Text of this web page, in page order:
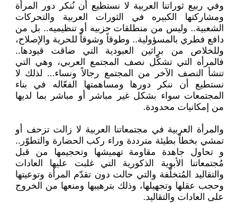
وفي ربيع ثوراتنا العربية لا نستطيع أن نُنكر دور المرأة
ومشاركتها الكبيره في الثورات العربية والتحركات
الشعبية.. وليس من منطلقات حزبيه أو تنظيميه.. بل من
دافع فطري بالمسؤولية.. وطوقاً وشوقاً للحرية والإصلاح،
وللخلاص من براثين العبودية التي ضاقت قيودها..
فالمرأه التي تشكّل نصف المجتمع العربي، وهي التي
تنشأ النصف الآخر من المجتمع رجالاً ونساء... لذلك لا
نستطيع أن ننكر دورها ومساهمتها الفعّاله في بناء
المجتمعات سواء بشكل غير مباشر أو مباشر بما لديها
من إمكانيات محدودة.
والمرأة العربية في مجتمعاتنا العربية لا زالت تزحف أو
تمشي بخطاً بطيئة مترددة وراء ركب الحضارة والتطوّر..
و تحاول جاهدة مقاومة تهميشها وتحجيمها من قبل
مُجتمعاتنا الأبوية الذكورية التي غلبت عليها العادات
والتقاليد المُتخلّفة والتي حالت دون تقدّم المرأة وتوعيتها
وحجب عقلها وتجهيلها، وذلك بترهيبها ومنعها من الخروج
على العادات والتقاليد.